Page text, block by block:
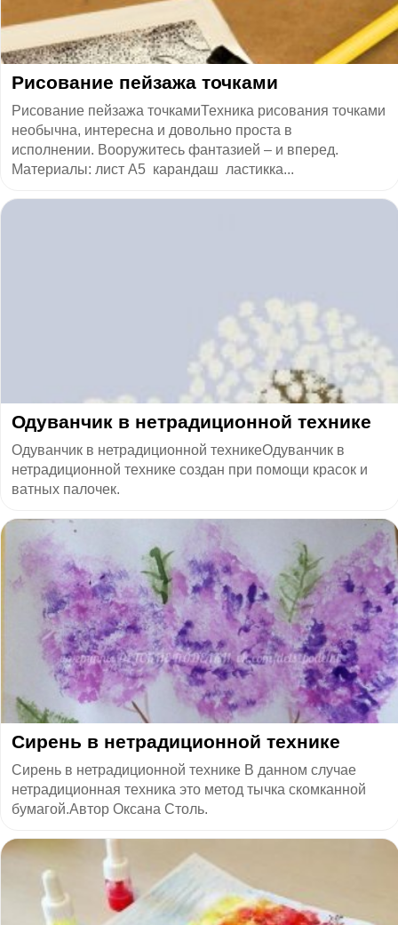
​Рисование пейзажа точками
Рисование пейзажа точкамиТехника рисования точками
необычна, интересна и довольно проста в
исполнении. Вооружитесь фантазией – и вперед.
Материалы: лист А5 карандаш ластикка...
Одуванчик в нетрадиционной технике
Одуванчик в нетрадиционной техникеОдуванчик в
нетрадиционной технике создан при помощи красок и
ватных палочек.
​Сирень в нетрадиционной технике
Сирень в нетрадиционной технике В данном случае
нетрадиционная техника это метод тычка скомканной
бумагой.Автор Оксана Столь.